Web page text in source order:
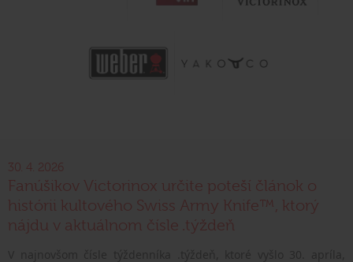
30. 4. 2026
Fanúšikov Victorinox určite poteší článok o
histórii kultového Swiss Army Knife™, ktorý
nájdu v aktuálnom čísle .týždeň